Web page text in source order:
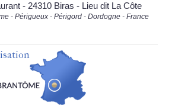
- 24310 Biras - Lieu dit La Côte
- Périgueux - Périgord - Dordogne - France